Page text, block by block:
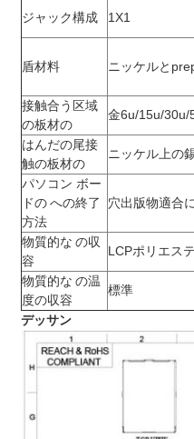
ジャック構成 1X1
盾材料 ニッケルと
接触合う区域
の板材の
金6u/15u/30u/
はんだの尾接
触の板材の
ニッケル上の
パソコン ボー
ドの への終了
方法
穴出版物適合
物質的な の収
容
LCPポリエス
物質的な の温
度の収容
標準
デッサン